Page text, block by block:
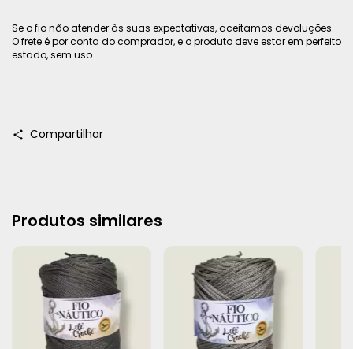
Se o fio não atender às suas expectativas, aceitamos devoluções.
O frete é por conta do comprador, e o produto deve estar em perfeito
estado, sem uso.
Compartilhar
Produtos similares